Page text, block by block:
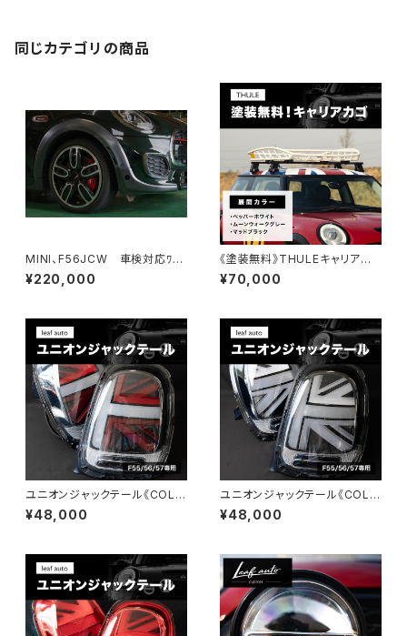
同じカテゴリの商品
MINI、F56JCW 車検対応ﾜｲ
ﾄﾞﾌｪﾝﾀﾞｰｷｯﾄ
¥220,000
《塗装無料》THULEキャリアカ
ゴ「選べる３色」
¥70,000
ユニオンジャックテール《COLO
R：クリア》
¥48,000
ユニオンジャックテール《COLO
R：ブラック》
¥48,000